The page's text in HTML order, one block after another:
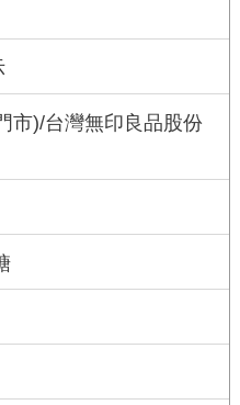
市)/台灣無印良品股份